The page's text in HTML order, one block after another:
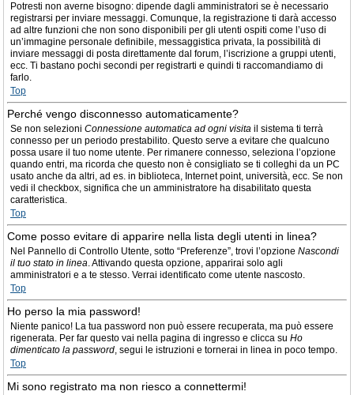
Potresti non averne bisogno: dipende dagli amministratori se è necessario
registrarsi per inviare messaggi. Comunque, la registrazione ti darà accesso
ad altre funzioni che non sono disponibili per gli utenti ospiti come l’uso di
un’immagine personale definibile, messaggistica privata, la possibilità di
inviare messaggi di posta direttamente dal forum, l’iscrizione a gruppi utenti,
ecc. Ti bastano pochi secondi per registrarti e quindi ti raccomandiamo di
farlo.
Top
Perché vengo disconnesso automaticamente?
Se non selezioni Connessione automatica ad ogni visita il sistema ti terrà
connesso per un periodo prestabilito. Questo serve a evitare che qualcuno
possa usare il tuo nome utente. Per rimanere connesso, seleziona l’opzione
quando entri, ma ricorda che questo non è consigliato se ti colleghi da un PC
usato anche da altri, ad es. in biblioteca, Internet point, università, ecc. Se non
vedi il checkbox, significa che un amministratore ha disabilitato questa
caratteristica.
Top
Come posso evitare di apparire nella lista degli utenti in linea?
Nel Pannello di Controllo Utente, sotto “Preferenze”, trovi l’opzione Nascondi
il tuo stato in linea. Attivando questa opzione, apparirai solo agli
amministratori e a te stesso. Verrai identificato come utente nascosto.
Top
Ho perso la mia password!
Niente panico! La tua password non può essere recuperata, ma può essere
rigenerata. Per far questo vai nella pagina di ingresso e clicca su Ho
dimenticato la password, segui le istruzioni e tornerai in linea in poco tempo.
Top
Mi sono registrato ma non riesco a connettermi!